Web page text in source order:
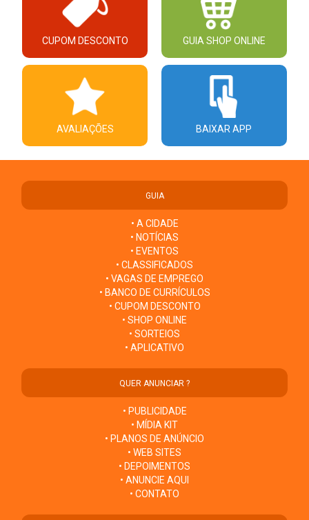
CUPOM DESCONTO GUIA SHOP ONLINE
AVALIAÇÕES BAIXAR APP
GUIA
• A CIDADE
• NOTÍCIAS
• EVENTOS
• CLASSIFICADOS
• VAGAS DE EMPREGO
• BANCO DE CURRÍCULOS
• CUPOM DESCONTO
• SHOP ONLINE
• SORTEIOS
• APLICATIVO
QUER ANUNCIAR ?
• PUBLICIDADE
• MÍDIA KIT
• PLANOS DE ANÚNCIO
• WEB SITES
• DEPOIMENTOS
• ANUNCIE AQUI
• CONTATO